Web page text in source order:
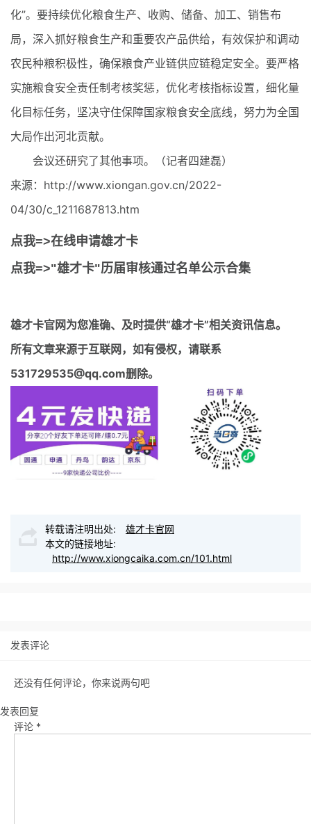
化”。要持续优化粮食生产、收购、储备、加工、销售布
局，深入抓好粮食生产和重要农产品供给，有效保护和调动
农民种粮积极性，确保粮食产业链供应链稳定安全。要严格
实施粮食安全责任制考核奖惩，优化考核指标设置，细化量
化目标任务，坚决守住保障国家粮食安全底线，努力为全国
大局作出河北贡献。
会议还研究了其他事项。（记者四建磊）
来源：http://www.xiongan.gov.cn/2022-
04/30/c_1211687813.htm
点我=>在线申请雄才卡
点我=>"雄才卡"历届审核通过名单公示合集
雄才卡官网为您准确、及时提供“雄才卡”相关资讯信息。
所有文章来源于互联网，如有侵权，请联系
531729535@qq.com删除。
转载请注明出处:
雄才卡官网
本文的链接地址:
http://www.xiongcaika.com.cn/101.html
发表评论
还没有任何评论，你来说两句吧
发表回复
评论 *